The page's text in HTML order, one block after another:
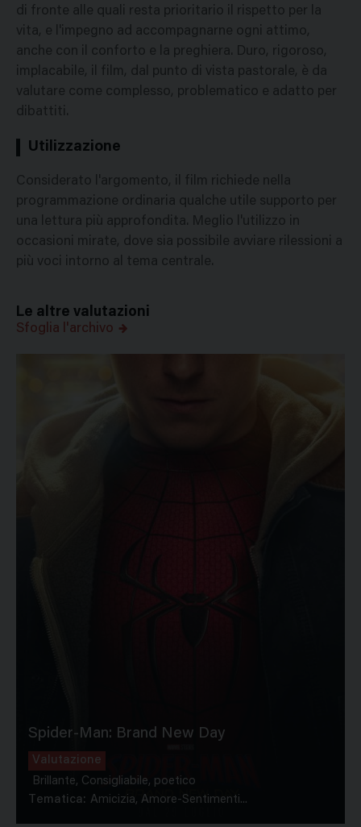
di fronte alle quali resta prioritario il rispetto per la
vita, e l'impegno ad accompagnarne ogni attimo,
anche con il conforto e la preghiera. Duro, rigoroso,
implacabile, il film, dal punto di vista pastorale, è da
valutare come complesso, problematico e adatto per
dibattiti.
Utilizzazione
Considerato l'argomento, il film richiede nella
programmazione ordinaria qualche utile supporto per
una lettura più approfondita. Meglio l'utilizzo in
occasioni mirate, dove sia possibile avviare rilessioni a
più voci intorno al tema centrale.
Le altre valutazioni
Sfoglia l'archivo
Spider-Man: Brand New Day
Valutazione
Brillante, Consigliabile, poetico
Tematica: Amicizia, Amore-Sentimenti...